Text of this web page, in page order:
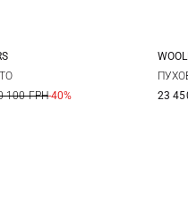
L
100 ГРН-40%
M
23